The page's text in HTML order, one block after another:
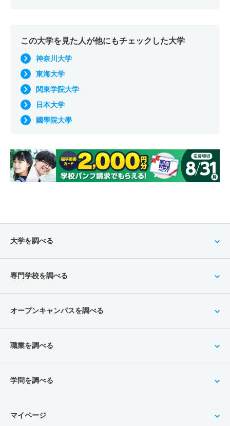
この大学を見た人が他にもチェックした大学
神奈川大学
東海大学
関東学院大学
日本大学
國學院大學
大学を調べる
専門学校を調べる
オープンキャンパスを調べる
職業を調べる
学問を調べる
マイページ